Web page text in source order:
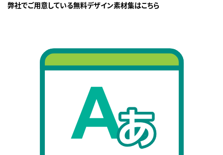
弊社でご用意している無料デザイン素材集はこちら